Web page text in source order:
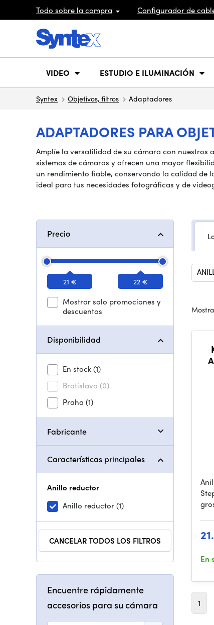
Todo sobre la compra Configurador de
VIDEO ESTUDIO E ILUMINACIÓN
Syntex Objetivos, filtros Adaptadores
ADAPTADORES PARA
Amplíe la versatilidad de su cámara con nuestros
sistemas de cámaras y ofrecen una mayor
un rendimiento fiable, conservando la calidad de
ideal para tus necesidades fotográficas y de
Precio
21 € 22 €
Mostrar solo promociones y
descuentos
Disponibilidad
En stock(1)
Bratislava (0)
Praha (1)
Fabricante
Características principales
Anillo reductor
Anillo reductor(1)
CANCELAR TODOS LOS FILTROS
Encuentre rápidamente
accesorios para su cámara
En
1